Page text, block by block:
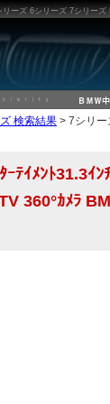
ーズ 6シリーズ 7シリー
検索結果 > 7シリー
ﾃｲﾒﾝﾄ31.3ｲﾝ
360°ｶﾒﾗ